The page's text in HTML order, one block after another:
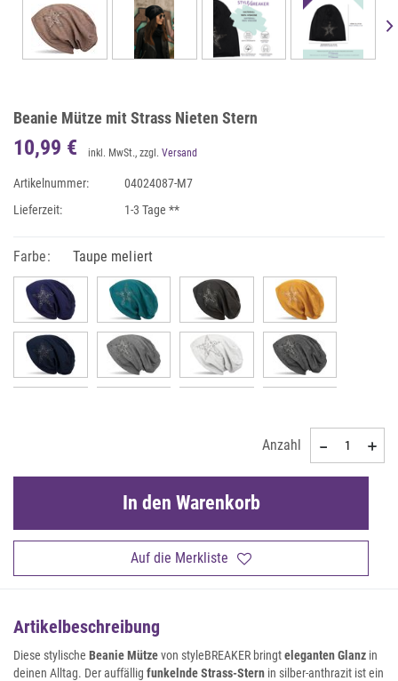
Beanie Mütze mit Strass Nieten Stern
10,99 € inkl. MwSt., zzgl. Versand
Artikelnummer:
04024087-M7
Lieferzeit:
1-3 Tage **
Farbe: Taupe meliert
Anzahl
Auf die Merkliste
In den Warenkorb
Artikelbeschreibung
Diese stylische Beanie Mützevon styleBREAKER bringteleganten Glanz in
deinen Alltag. Der auffällig funkelnde Strass-Stern in silber-anthrazit ist ein